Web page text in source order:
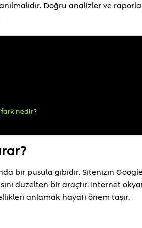
Doğru analizler ve
fark nedir?
bir pusula gibidir. Sitenizin
düzelten bir araçtır. İnternet
anlamak hayati önem taşır.